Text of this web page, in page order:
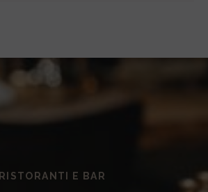
RISTORANTI E BAR